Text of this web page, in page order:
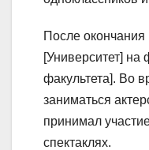
После
[Университет] на
факультета]. Во
заниматься
принимал
спектаклях.